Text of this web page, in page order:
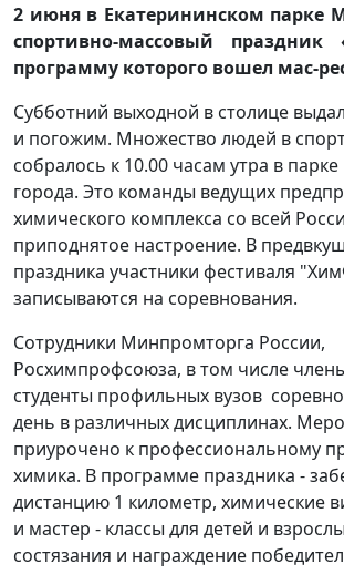
2 июня в Екатерининском парке
спортивно-массовый
программу которого вошел мас-
Субботний выходной в столице
и погожим. Множество людей в
собралось к 10.00 часам утра в
города. Это команды ведущих
химического комплекса со всей
приподнятое настроение. В
праздника участники фестиваля
записываются на соревнования.
Сотрудники Минпромторга России,
Росхимпрофсоюза, в том числе
студенты профильных вузов
день в различных дисциплинах.
приурочено к профессиональному
химика. В программе праздника -
дистанцию 1 километр, химические
и мастер - классы для детей и
состязания и награждение